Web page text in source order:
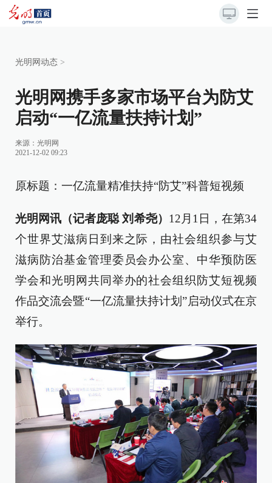
光明网动态 >
光明网携手多家市场平台为防艾
启动“一亿流量扶持计划”
来源： 光明网
2021-12-02 09:23
原标题：一亿流量精准扶持“防艾”科普短视频
光明网讯（记者庞聪 刘希尧） 12月1日，在第34
个世界艾滋病日到来之际，由社会组织参与艾
滋病防治基金管理委员会办公室、中华预防医
学会和光明网共同举办的社会组织防艾短视频
作品交流会暨“一亿流量扶持计划”启动仪式在京
举行。